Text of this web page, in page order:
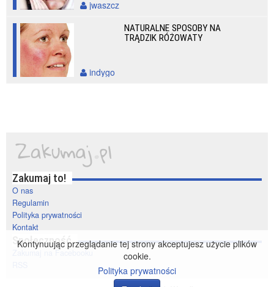
jwaszcz
NATURALNE SPOSOBY NA
TRĄDZIK RÓŻOWATY
indygo
Zakumaj to!
O nas
Regulamin
Polityka prywatności
Kontakt
Społeczność
Zakumaj na Facebooku
Kontynuując przeglądanie tej strony akceptujesz użycie plików
cookie.
Polityka prywatności